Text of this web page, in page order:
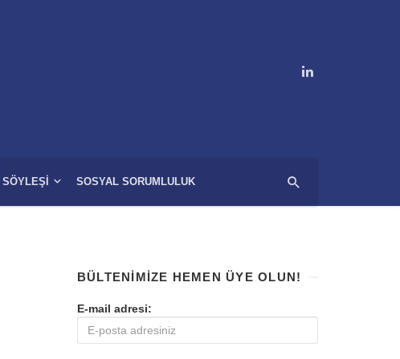
SÖYLEŞI SOSYAL SORUMLULUK
BÜLTENIMIZE HEMEN ÜYE OLUN!
E-mail adresi: